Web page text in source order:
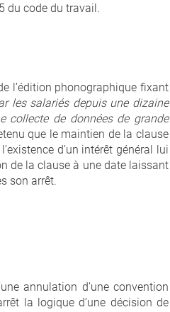
du code du travail.
l’édition phonographique fixant
les salariés depuis une dizaine
collecte de données de grande
que le maintien de la clause
d’un intérêt général lui
de la clause à une date laissant
son arrêt.
annulation d’une convention
la logique d’une décision de